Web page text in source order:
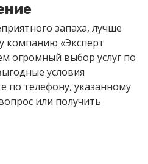
запаха, лучше
компанию «Эксперт
огромный выбор услуг по
условия
по телефону, указанному
или получить